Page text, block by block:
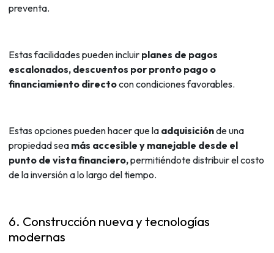
preventa.
Estas facilidades pueden incluir planes de pagos
escalonados, descuentos por pronto pago o
financiamiento directocon condiciones favorables.
Estas opciones pueden hacer que la adquisiciónde una
propiedad sea más accesible y manejable desde el
punto de vista financiero,permitiéndote distribuir el costo
de la inversión a lo largo del tiempo.
6. Construcción nueva y tecnologías
modernas